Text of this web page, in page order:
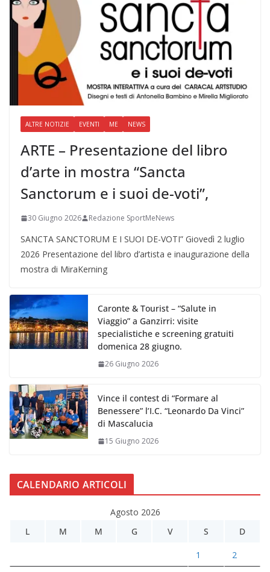
ALTRE NOTIZIE EVENTI ME NEWS
ARTE – Presentazione del libro
d’arte in mostra “Sancta
Sanctorum e i suoi de-voti”,
30 Giugno 2026 Redazione SportMeNews
SANCTA SANCTORUM E I SUOI DE-VOTI” Giovedì 2 luglio
2026 Presentazione del libro d’artista e inaugurazione della
mostra di MiraKerning
Caronte & Tourist – “Salute in
Viaggio” a Ganzirri: visite
specialistiche e screening gratuiti
domenica 28 giugno.
26 Giugno 2026
Vince il contest di “Formare al
Benessere” l’I.C. “Leonardo Da Vinci”
di Mascalucia
15 Giugno 2026
CALENDARIO ARTICOLI
Agosto 2026
L
M M G V S D
1 2